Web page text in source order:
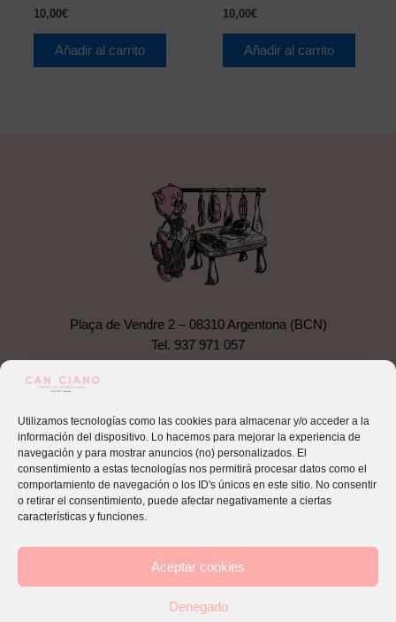
Utilizamos tecnologías como las cookies para almacenar y/o acceder a la
información del dispositivo. Lo hacemos para mejorar la experiencia de
navegación y para mostrar anuncios (no) personalizados. El
consentimiento a estas tecnologías nos permitirá procesar datos como el
comportamiento de navegación o los ID's únicos en este sitio. No consentir
o retirar el consentimiento, puede afectar negativamente a ciertas
características y funciones.
Aceptar cookies
Denegado
10,00€
Añadir al carrito
10,00€
Añadir al carrito
Plaça de Vendre 2 – 08310 Argentona (BCN)
Tel. 937 971 057